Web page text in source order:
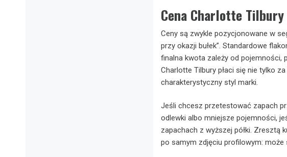
Cena Charlotte
Ceny są zwykle pozycjonowane w
przy okazji bułek”. Standardowe
finalna kwota zależy od pojemności,
Charlotte Tilbury płaci się nie tylko
charakterystyczny styl marki.
Jeśli chcesz przetestować zapach
odlewki albo mniejsze pojemności,
zapachach z wyższej półki. Zresztą
po samym zdjęciu profilowym: może